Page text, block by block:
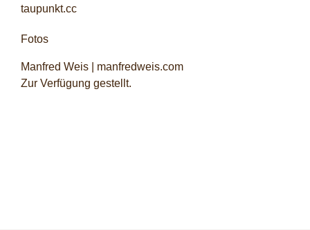
taupunkt.cc
Fotos
Manfred Weis | manfredweis.com
Zur Verfügung gestellt.